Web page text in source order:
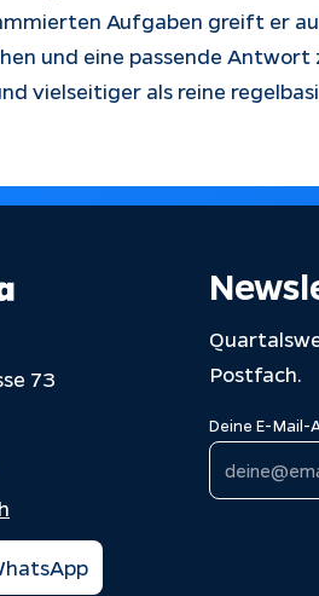
Aufgaben greift er
und eine passende
vielseitiger als reine
73
Postfach.
Deine E-Mail-